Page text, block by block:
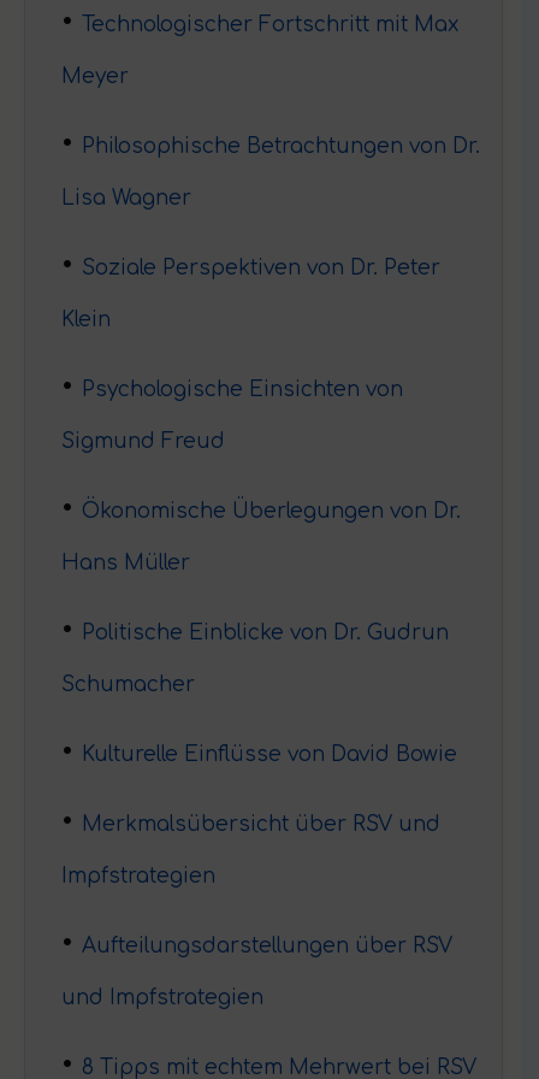
Technologischer Fortschritt mit Max
Meyer
Philosophische Betrachtungen von Dr.
Lisa Wagner
Soziale Perspektiven von Dr. Peter
Klein
Psychologische Einsichten von
Sigmund Freud
Ökonomische Überlegungen von Dr.
Hans Müller
Politische Einblicke von Dr. Gudrun
Schumacher
Kulturelle Einflüsse von David Bowie
Merkmalsübersicht über RSV und
Impfstrategien
Aufteilungsdarstellungen über RSV
und Impfstrategien
8 Tipps mit echtem Mehrwert bei RSV